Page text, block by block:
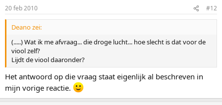
20 feb 2010 #12
Deano zei:
(.....) Wat ik me afvraag... die droge lucht... hoe slecht is dat voor de
viool zelf?
Lijdt de viool daaronder?
Het antwoord op die vraag staat eigenlijk al beschreven in
mijn vorige reactie.